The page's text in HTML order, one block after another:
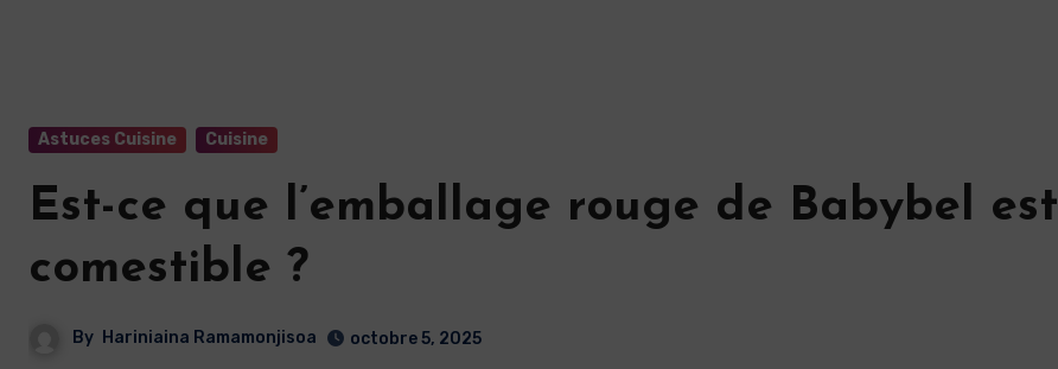
Astuces Cuisine Cuisine
Est-ce que l’emballage rouge de Babybel est
comestible ?
By Hariniaina Ramamonjisoa octobre 5, 2025